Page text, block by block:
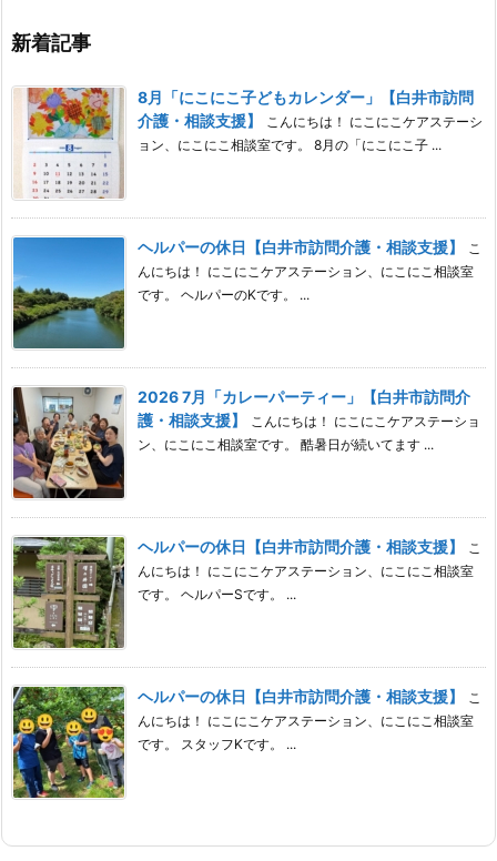
新着記事
8月「にこにこ子どもカレンダー」【白井市訪問
介護・相談支援】
こんにちは！ にこにこケアステーシ
ョン、にこにこ相談室です。 8月の「にこにこ子 ...
ヘルパーの休日【白井市訪問介護・相談支援】
こ
んにちは！ にこにこケアステーション、にこにこ相談室
です。 ヘルパーのKです。 ...
2026 7月「カレーパーティー」【白井市訪問介
護・相談支援】
こんにちは！ にこにこケアステーショ
ン、にこにこ相談室です。 酷暑日が続いてます ...
ヘルパーの休日【白井市訪問介護・相談支援】
こ
んにちは！ にこにこケアステーション、にこにこ相談室
です。 ヘルパーSです。 ...
ヘルパーの休日【白井市訪問介護・相談支援】
こ
んにちは！ にこにこケアステーション、にこにこ相談室
です。 スタッフKです。 ...